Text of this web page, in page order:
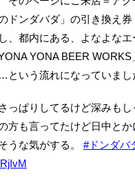
ドンダバダ」の引き換え券
、都内にある、よなよな
YONA BEER WORKS
いう流れになっていまし
っぱりしてるけど深みもし
方も言ってたけど日中とか
うな気がする。 #ドンダバ